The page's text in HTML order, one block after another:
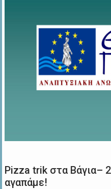
Pizza trik στα Βάγια–
αγαπάμε!